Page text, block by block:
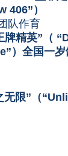
406”）
队作育
牌精英”（
）全国一岁
无限” （